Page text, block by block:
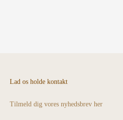
Lad os holde kontakt
Tilmeld dig vores nyhedsbrev her